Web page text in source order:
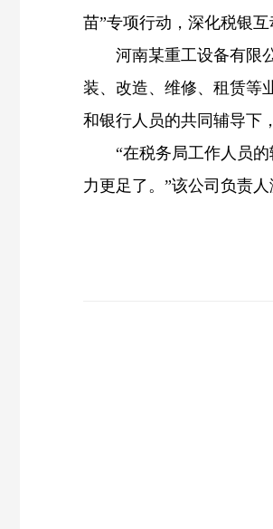
苗”专项行动，深化税银
河南某重工设备有限公
装、改造、维修、租赁等
和银行人员的共同辅导下
“在税务局工作人员的
力更足了。”该公司负责人